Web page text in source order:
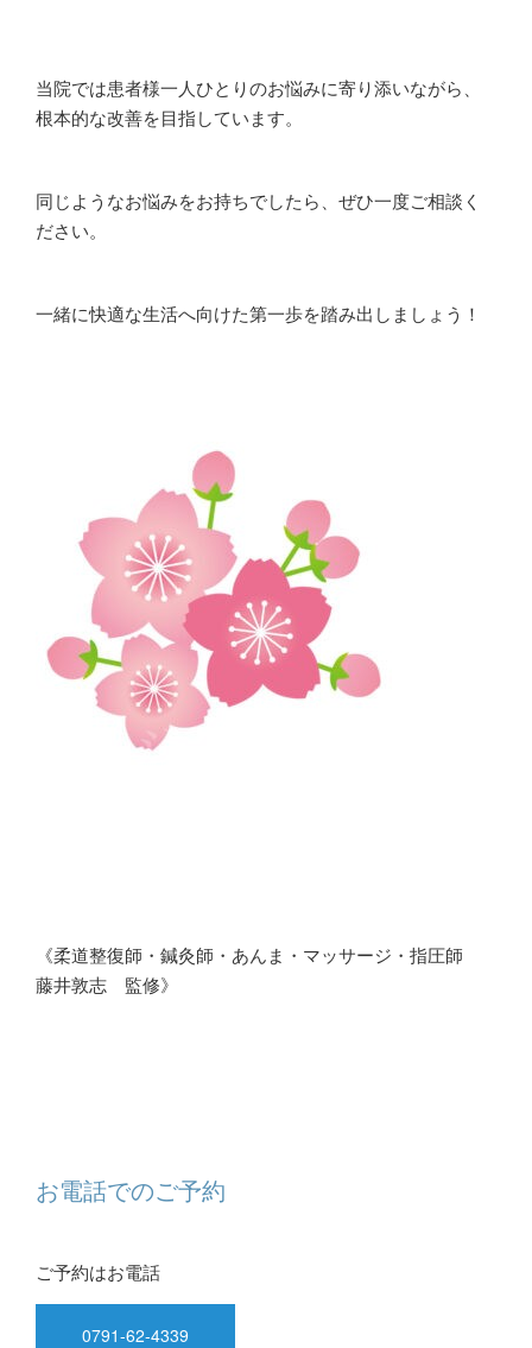
当院では患者様一人ひとりのお悩みに寄り添いながら、
根本的な改善を目指しています。
同じようなお悩みをお持ちでしたら、ぜひ一度ご相談く
ださい。
一緒に快適な生活へ向けた第一歩を踏み出しましょう！
《柔道整復師・鍼灸師・あんま・マッサージ・指圧師
藤井敦志 監修》
お電話でのご予約
ご予約はお電話
0791-62-4339